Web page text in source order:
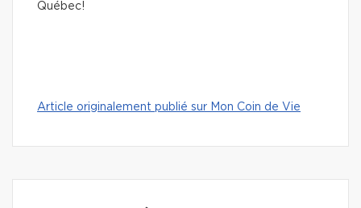
Québec!
Article originalement publié sur Mon Coin de Vie